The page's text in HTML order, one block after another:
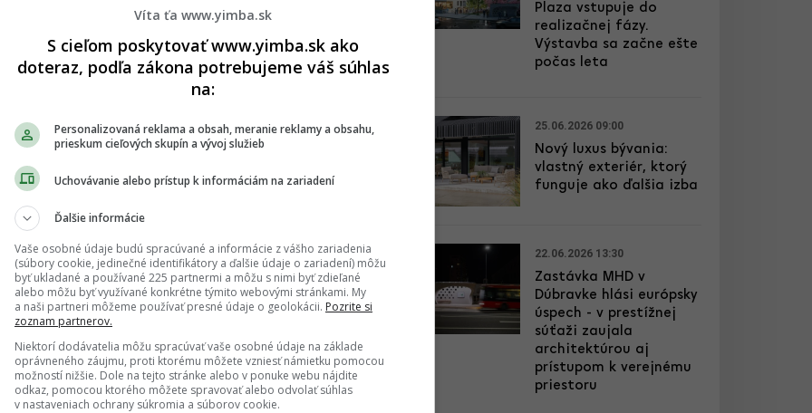
sa čakalo. Posledný blok Zwirnu
GUBČO
sa stáva realitou. Posledná etapa
veľkomestský ráz
podlažia. Posledná etapa Zwirnu
triedu
Plaza vstupuje do
realizačnej fázy.
Výstavba sa začne ešte
počas leta
25.06.2026 09:00
Nový luxus bývania:
vlastný exteriér, ktorý
funguje ako ďalšia izba
22.06.2026 13:30
Zastávka MHD v
Dúbravke hlási európsky
úspech - v prestížnej
súťaži zaujala
architektúrou aj
prístupom k verejnému
priestoru
Víta ťa www.yimba.sk
S cieľom poskytovať www.yimba.sk ako
doteraz, podľa zákona potrebujeme váš súhlas
na:
Personalizovaná reklama a obsah, meranie reklamy a obsahu,
prieskum cieľových skupín a vývoj služieb
Uchovávanie alebo prístup k informáciám na zariadení
Ďalšie informácie
Vaše osobné údaje budú spracúvané a informácie z vášho zariadenia
(súbory cookie, jedinečné identifikátory a ďalšie údaje o zariadení) môžu
byť ukladané a používané 225 partnermi a môžu s nimi byť zdieľané
alebo môžu byť využívané konkrétne týmito webovými stránkami. My
a naši partneri môžeme používať presné údaje o geolokácii. Pozrite si
zoznam partnerov.
Niektorí dodávatelia môžu spracúvať vaše osobné údaje na základe
oprávneného záujmu, proti ktorému môžete vzniesť námietku pomocou
možností nižšie. Dole na tejto stránke alebo v ponuke webu nájdite
odkaz, pomocou ktorého môžete spravovať alebo odvolať súhlas
v nastaveniach ochrany súkromia a súborov cookie.